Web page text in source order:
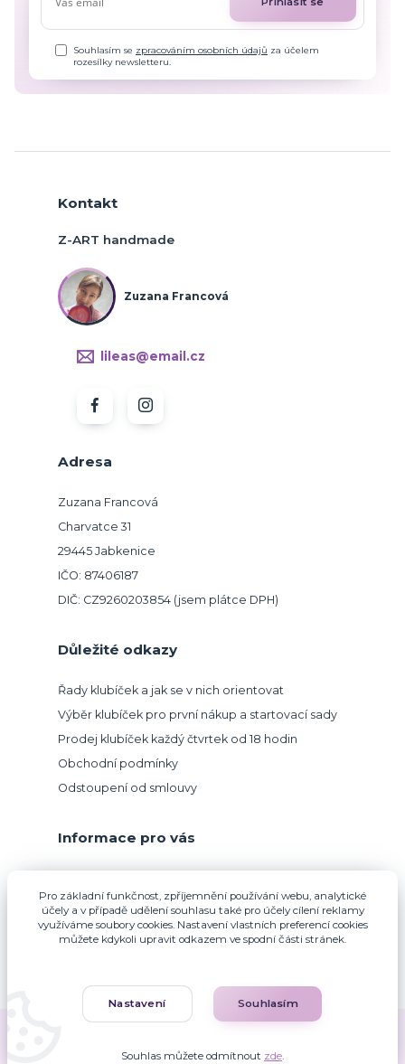
Souhlasím se zpracováním osobních údajů za účelem
rozesílky newsletteru.
Adresa
Zuzana Francová
Charvatce 31
29445 Jabkenice
IČO: 87406187
DIČ: CZ9260203854 (jsem plátce DPH)
Důležité odkazy
Řady klubíček a jak se v nich orientovat
Výběr klubíček pro první nákup a startovací sady
Prodej klubíček každý čtvrtek od 18 hodin
Obchodní podmínky
Odstoupení od smlouvy
Informace pro vás
Kontakt
Z-ART handmade
Zuzana Francová
lileas@email.cz
Pro základní funkčnost, zpříjemnění používání webu, analytické
účely a v případě udělení souhlasu také pro účely cílení reklamy
využíváme soubory cookies. Nastavení vlastních preferencí cookies
můžete kdykoli upravit odkazem ve spodní části stránek.
Nastavení Souhlasím
Souhlas můžete odmítnout zde.